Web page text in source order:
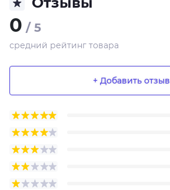
0 / 5
средний рейтинг товара
+ Добавить отзыв